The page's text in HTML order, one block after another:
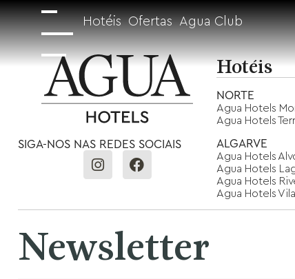
Hotéis Ofertas Agua Club
SIGA-NOS NAS REDES SOCIAIS
Hotéis
NORTE
Agua Hotels
Agua Hotels
ALGARVE
Agua Hotels
Agua Hotels
Agua Hotels
Agua Hotels
Newsletter